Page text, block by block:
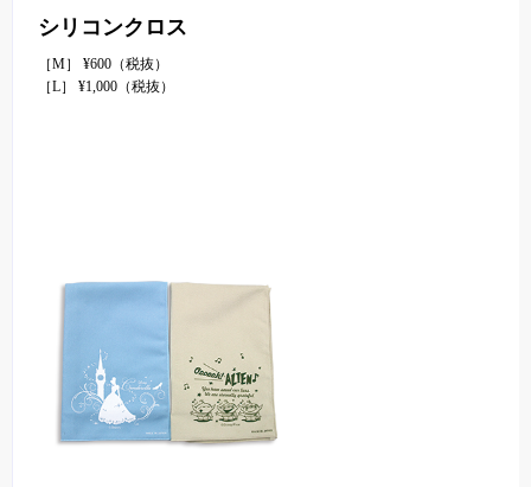
シリコンクロス
［M］ ¥600（税抜）
［L］ ¥1,000（税抜）